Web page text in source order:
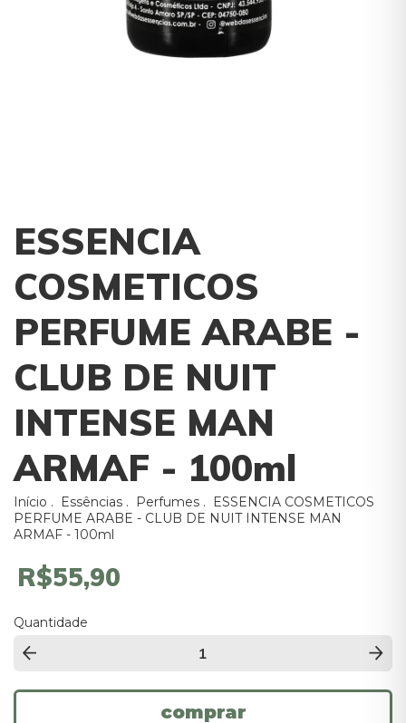
ESSENCIA
COSMETICOS
PERFUME ARABE -
CLUB DE NUIT
INTENSE MAN
ARMAF - 100ml
Início . Essências . Perfumes .
ESSENCIA COSMETICOS
PERFUME ARABE - CLUB DE NUIT INTENSE MAN
ARMAF - 100ml
R$55,90
Quantidade